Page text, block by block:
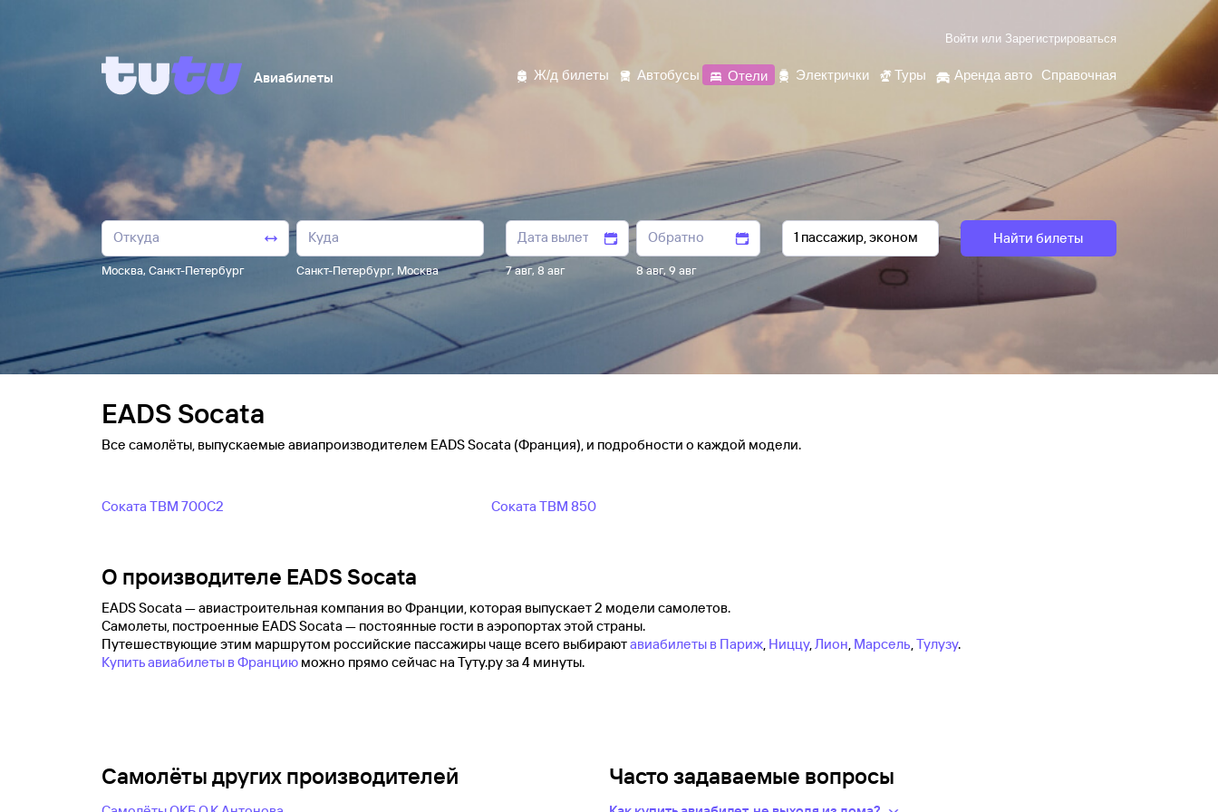
Войти или Зарегистрироваться
Авиабилеты Ж/д билеты Автобусы Отели Электрички Туры Аренда авто Справочная
Москва, Санкт-Петербург Санкт-Петербург, Москва 7 авг, 8 авг 8 авг,9 авг
Найти билеты
EADS Socata
Все самолёты, выпускаемые авиапроизводителем EADS Socata (Франция), и подробности о каждой модели.
Соката TBM 700C2 Соката TBM 850
О производителе EADS Socata
EADS Socata — авиастроительная компания во Франции, которая выпускает 2 модели самолетов.
Самолеты, построенные EADS Socata — постоянные гости в аэропортах этой страны.
Путешествующие этим маршрутом российские пассажиры чаще всего выбираютавиабилеты в Париж, Ниццу,Лион, Марсель,Тулузу.
Купить авиабилеты в Францию можно прямо сейчас на Туту.ру за 4 минуты.
Самолёты других производителей Часто задаваемые вопросы